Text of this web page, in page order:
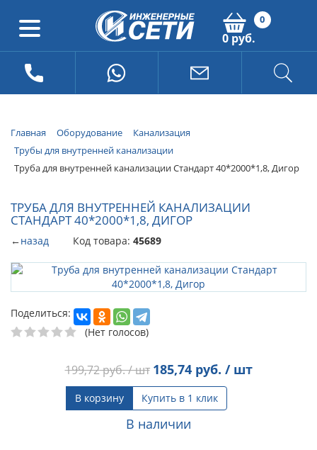
0
0 руб.
Главная Оборудование
Канализация
Трубы для внутренней канализации
Труба для внутренней канализации Стандарт 40*2000*1,8, Дигор
ТРУБА ДЛЯ ВНУТРЕННЕЙ КАНАЛИЗАЦИИ
СТАНДАРТ 40*2000*1,8, ДИГОР
←назад Код товара: 45689
Поделиться:
(Нет голосов)
199,72руб. / шт 185,74руб. / шт
В корзину Купить в 1 клик
В наличии